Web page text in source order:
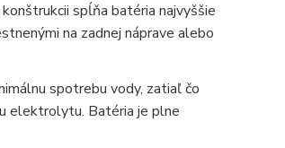
spĺňa batéria najvyššie
na zadnej náprave alebo
spotrebu vody, zatiaľ čo
elektrolytu. Batéria je plne